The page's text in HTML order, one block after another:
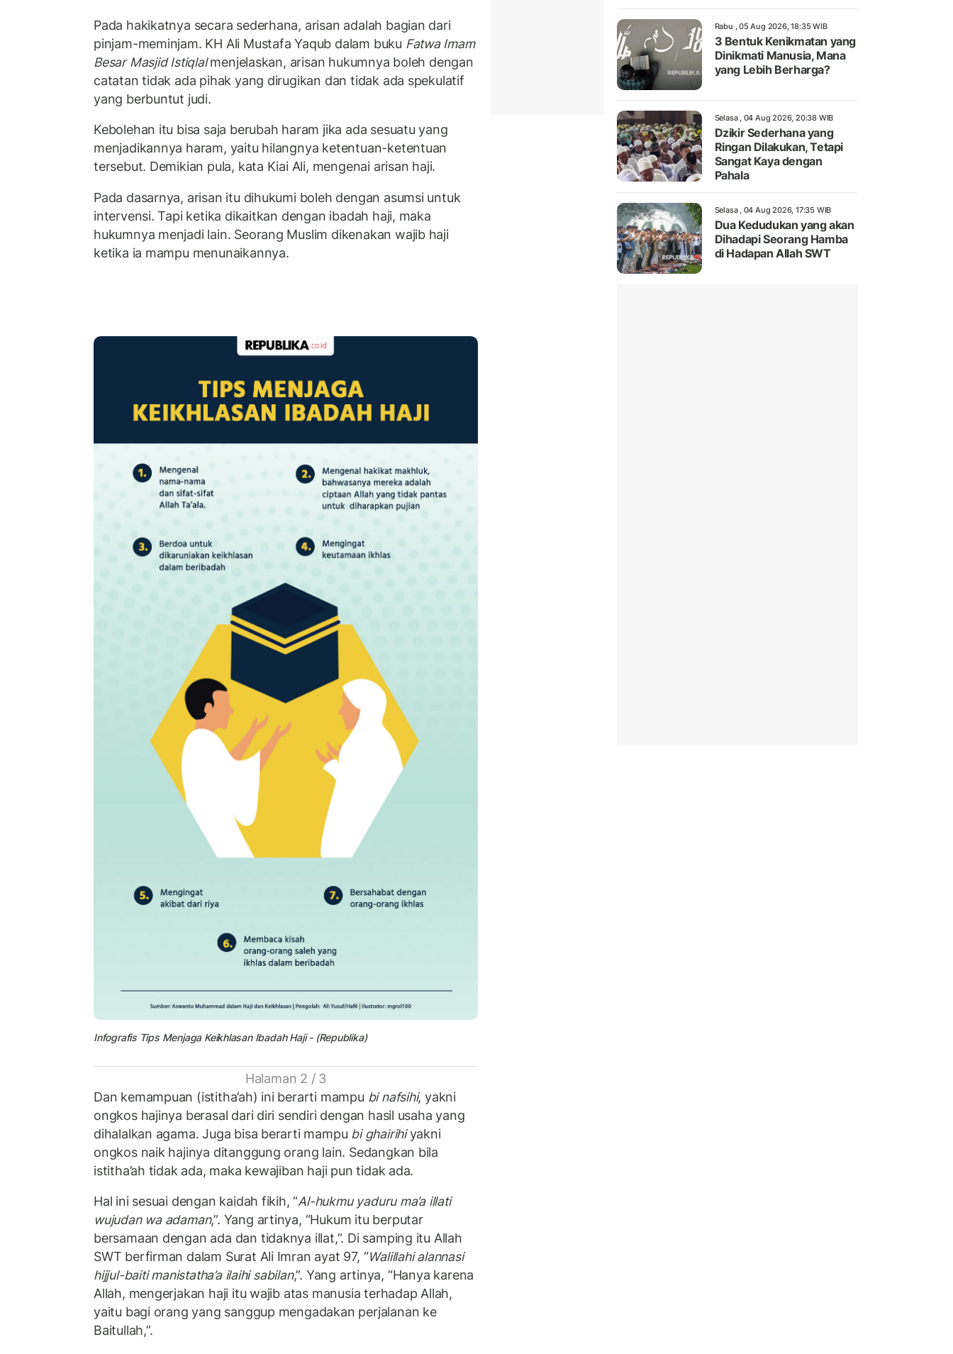
Pada hakikatnya secara sederhana, arisan adalah bagian dari
pinjam-meminjam. KH Ali Mustafa Yaqub dalam buku Fatwa Imam
Besar Masjid Istiqlalmenjelaskan, arisan hukumnya boleh dengan
catatan tidak ada pihak yang dirugikan dan tidak ada spekulatif
yang berbuntut judi.
Kebolehan itu bisa saja berubah haram jika ada sesuatu yang
menjadikannya haram, yaitu hilangnya ketentuan-ketentuan
tersebut. Demikian pula, kata Kiai Ali, mengenai arisan haji.
Pada dasarnya, arisan itu dihukumi boleh dengan asumsi untuk
intervensi. Tapi ketika dikaitkan dengan ibadah haji, maka
hukumnya menjadi lain. Seorang Muslim dikenakan wajib haji
ketika ia mampu menunaikannya.
Infografis Tips Menjaga Keikhlasan Ibadah Haji - (Republika)
Halaman 2 / 3
Dan kemampuan (istitha’ah) ini berarti mampu bi nafsihi, yakni
ongkos hajinya berasal dari diri sendiri dengan hasil usaha yang
dihalalkan agama. Juga bisa berarti mampu bi ghairihiyakni
ongkos naik hajinya ditanggung orang lain. Sedangkan bila
istitha’ah tidak ada, maka kewajiban haji pun tidak ada.
Hal ini sesuai dengan kaidah fikih, “Al-hukmu yaduru ma’a illati
wujudan wa adaman,”. Yang artinya, “Hukum itu berputar
bersamaan dengan ada dan tidaknya illat,”. Di samping itu Allah
SWT berfirman dalam Surat Ali Imran ayat 97, “Walillahi alannasi
hijjul-baiti manistatha’a ilaihi sabilan,”. Yang artinya, “Hanya karena
Allah, mengerjakan haji itu wajib atas manusia terhadap Allah,
yaitu bagi orang yang sanggup mengadakan perjalanan ke
Baitullah,”.
Rabu , 05 Aug 2026, 18:35 WIB
3 Bentuk Kenikmatan yang
Dinikmati Manusia, Mana
yang Lebih Berharga?
Selasa , 04 Aug 2026, 20:38 WIB
Dzikir Sederhana yang
Ringan Dilakukan, Tetapi
Sangat Kaya dengan
Pahala
Selasa , 04 Aug 2026, 17:35 WIB
Dua Kedudukan yang akan
Dihadapi Seorang Hamba
di Hadapan Allah SWT